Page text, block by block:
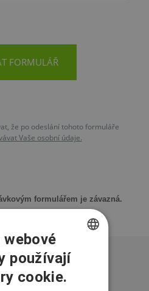
FORMULÁŘ
že po odeslání tohoto formuláře
Vaše osobní údaje.
formulářem je závazná.
CZECH
ENGLISH
používají
cookie.